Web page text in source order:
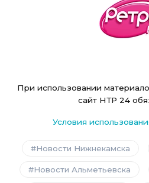
При использовании
сайт НТР 24
Условия
Новости Нижнекамска
Новости Альметьевска